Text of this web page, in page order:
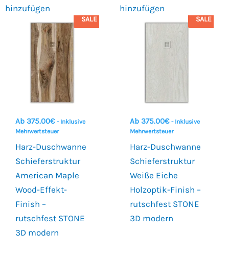
hinzufügen
SALE
Ab 375.00€ - Inklusive
Mehrwertsteuer
Harz-Duschwanne
Schieferstruktur
American Maple
Wood-Effekt-
Finish –
rutschfest STONE
3D modern
hinzufügen
SALE
Ab 375.00€ - Inklusive
Mehrwertsteuer
Harz-Duschwanne
Schieferstruktur
Weiße Eiche
Holzoptik-Finish –
rutschfest STONE
3D modern